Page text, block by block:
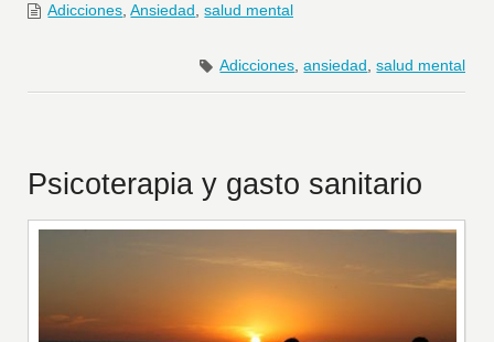
Adicciones ,Ansiedad ,salud mental
Adicciones ,ansiedad ,salud mental
Psicoterapia y gasto sanitario